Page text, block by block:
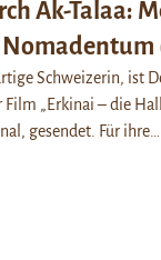
Ak-Talaa:
Schweizerin, ist
„Erkinai – die
gesendet. Für ihre…